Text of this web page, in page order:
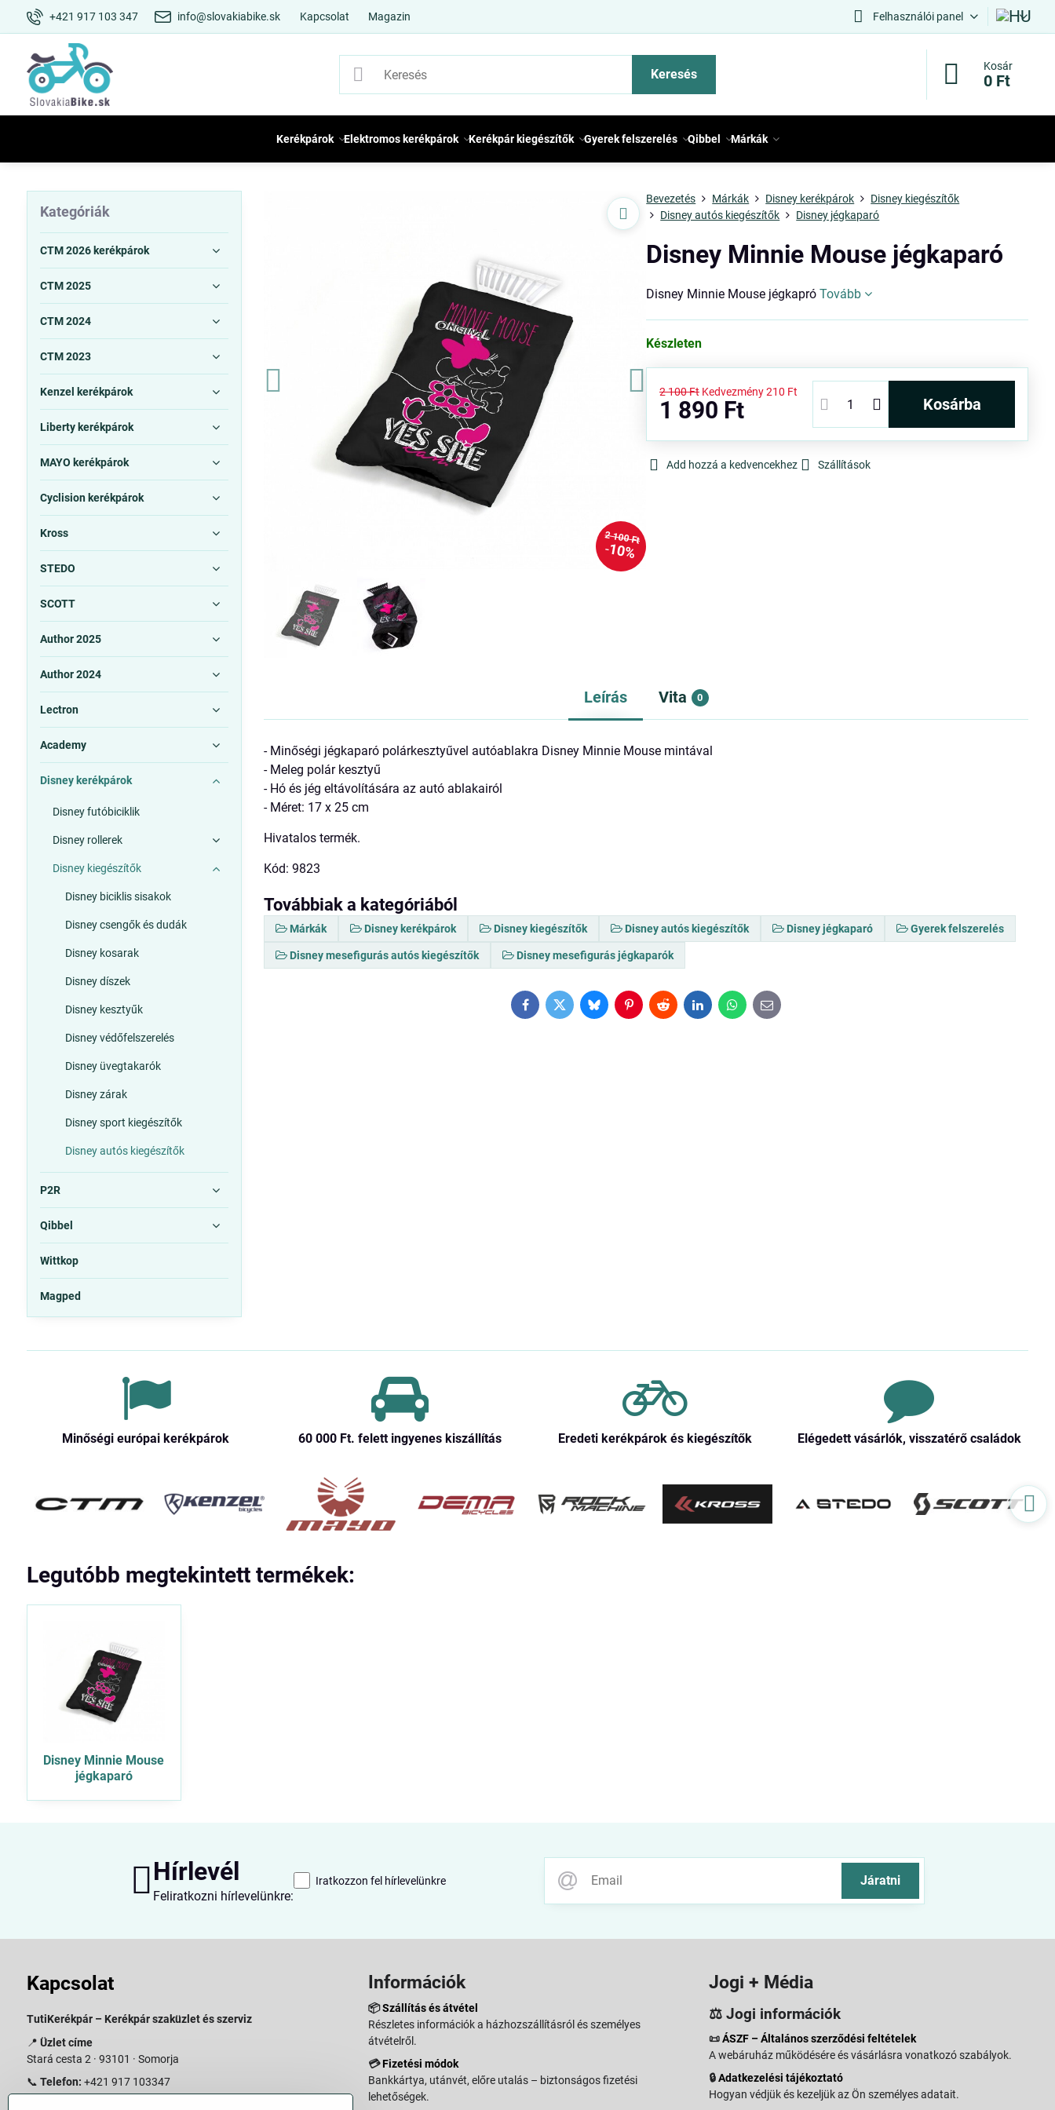
+421 917 103 347 info@slovakiabike.sk Kapcsolat Magazin Felhasználói panel
Keresés
Kosár
0 Ft
Kerékpárok Elektromos kerékpárok Kerékpár kiegészítők Gyerek felszerelés Qibbel Márkák
2 100 Ft
10%
Bevezetés Márkák Disney kerékpárok
Disney kiegészítők
Disney autós kiegészítők
Disney jégkaparó
Disney Minnie Mouse jégkaparó
Disney Minnie Mouse jégkapróTovább
Készleten
2 100 Ft Kedvezmény 210 Ft
1 890 Ft kosárba
Add hozzá a kedvencekhez Szállítások
Leírás Vita 0
- Minőségi jégkaparó polárkesztyűvel autóablakra Disney Minnie Mouse mintával
- Meleg polár kesztyű
- Hó és jég eltávolítására az autó ablakairól
- Méret: 17 x 25 cm
Hivatalos termék.
Kód: 9823
Továbbiak a kategóriából
Márkák Disney kerékpárok Disney kiegészítők Disney autós kiegészítők Disney jégkaparó Gyerek felszerelés
Disney mesefigurás autós kiegészítők Disney mesefigurás jégkaparók
FacebookTwitterBlueskyPinterestRedditLinkedInWhatsApp
E-
mail
Kategóriák
CTM 2026 kerékpárok
CTM 2025
CTM 2024
CTM 2023
Kenzel kerékpárok
Liberty kerékpárok
MAYO kerékpárok
Cyclision kerékpárok
Kross
STEDO
SCOTT
Author 2025
Author 2024
Lectron
Academy
Disney kerékpárok
Disney futóbiciklik
Disney rollerek
Disney kiegészítők
Disney biciklis sisakok
Disney csengők és dudák
Disney kosarak
Disney díszek
Disney kesztyűk
Disney védőfelszerelés
Disney üvegtakarók
Disney zárak
Disney sport kiegészítők
Disney autós kiegészítők
P2R
Qibbel
Wittkop
Magped
Minőségi európai kerékpárok 60 000 Ft​. felett ingyenes kiszállítás Eredeti kerékpárok és kiegészítők Elégedett vásárlók, visszatérő családok
Legutóbb megtekintett termékek:
Disney Minnie Mouse
jégkaparó
Hírlevél
Feliratkozni hírlevelünkre:
Járatni
Iratkozzon fel hírlevelünkre
Kapcsolat
TutiKerékpár – Kerékpár szaküzlet és szerviz
📍 Üzlet címe
Stará cesta 2 · 93101 · Somorja
📞 Telefon: +421 917 103347
Információk
📦Szállítás és átvétel
Részletes információk a házhozszállításról és személyes
átvételről.
💳Fizetési módok
Bankkártya, utánvét, előre utalás – biztonságos fizetési
lehetőségek.
Jogi + Média
⚖️ Jogi információk
📜ÁSZF – Általános szerződési feltételek
A webáruház működésére és vásárlásra vonatkozó szabályok.
🔒Adatkezelési tájékoztató
Hogyan védjük és kezeljük az Ön személyes adatait.